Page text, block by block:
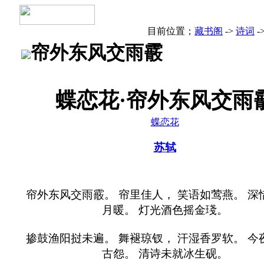
目前位置； 藏书阁 -> 诗词 -
帘外东风交雨霰
蝶恋花·帘外东风交雨
蝶恋花
苏轼
帘外东风交雨霰。 帘里佳人， 笑语如莺燕。 深
月暖。 灯光酒色摇金琖。
掺鼓渔阳挝未遍。 舞褪琼钗， 汗湿香罗软。 今
古怨。 清诗未就冰生砚。